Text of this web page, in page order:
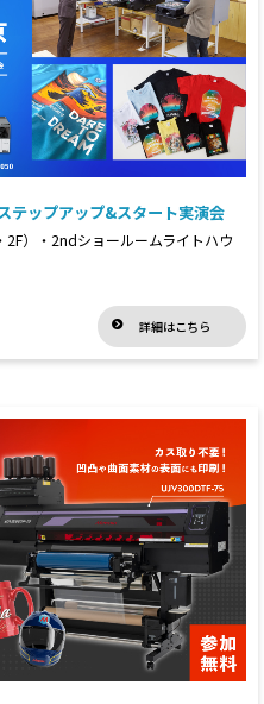
テップアップ&スタート実演会
）・2ndショールームライトハウ
詳細はこちら